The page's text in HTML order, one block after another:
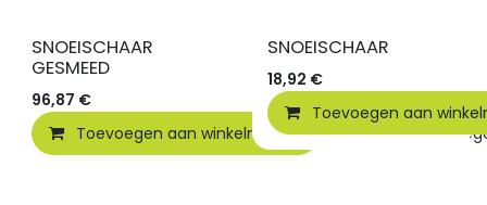
SNOEISCHAAR
GESMEED
96,87 €
Toevoegen aan winkelmandje
SNOEISCHAAR
18,92 €
Toevoegen aan